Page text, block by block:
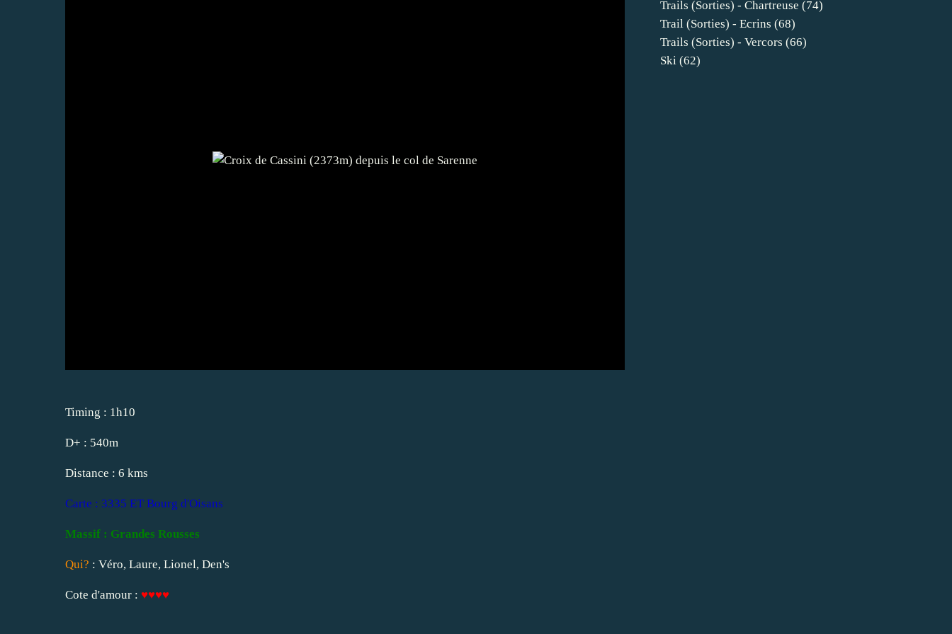
Timing : 1h10
D+ : 540m
Distance : 6 kms
Carte : 3335 ET Bourg d'Oisans
Massif : Grandes Rousses
Qui? : Véro, Laure, Lionel, Den's
Cote d'amour : ♥♥♥♥
Trails (sorties) - Chartreuse (74)
Trail (sorties) - Ecrins (68)
Trails (sorties) - Vercors (66)
Ski (62)